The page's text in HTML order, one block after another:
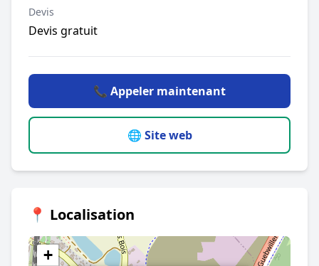
Devis
Devis gratuit
📞 Appeler maintenant
🌐 Site web
📍 Localisation
+